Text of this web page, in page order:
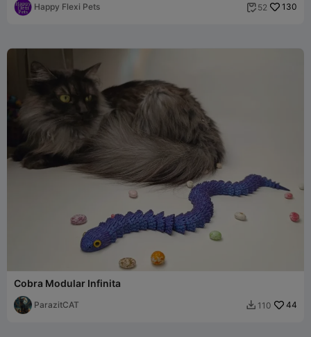
Happy Flexi Pets  52 130
Cobra Modular Infinita
ParazitCAT  110 44